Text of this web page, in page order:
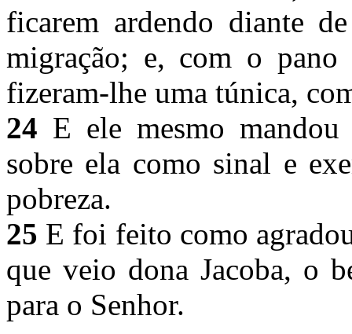
ficarem ardendo diante
migração; e, com o
fizeram-lhe uma túnica,
24 E ele mesmo mandou
sobre ela como sinal e
pobreza.
25 E foi feito como
que veio dona Jacoba, o
para o Senhor.